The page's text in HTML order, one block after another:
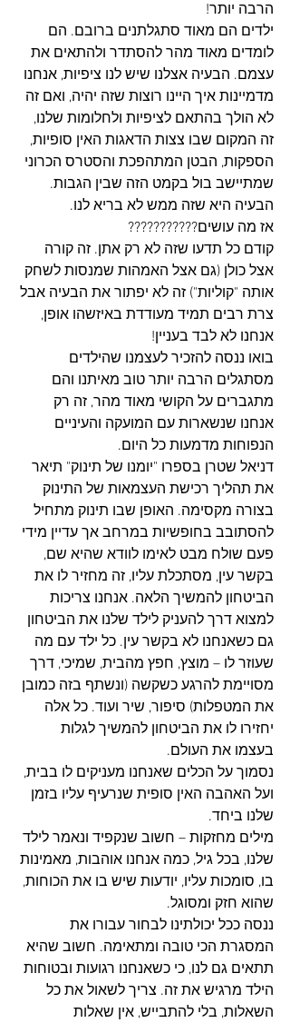
הרבה יותר!
ילדים הם מאוד סתגלתנים ברובם. הם
לומדים מאוד מהר להסתדר ולהתאים את
עצמם. הבעיה אצלנו שיש לנו ציפיות, אנחנו
מדמיינות איך היינו רוצות שזה יהיה, ואם זה
לא הולך בהתאם לציפיות ולחלומות שלנו,
זה המקום שבו צצות הדאגות האין סופיות,
הספקות, הבטן המתהפכת והסטרס הכרוני
שמתיישב בול בקמט הזה שבין הגבות.
הבעיה היא שזה ממש לא בריא לנו.
אז מה עושים???????????
קודם כל תדעו שזה לא רק אתן. זה קורה
אצל כולן (גם אצל האמהות שמנסות לשחק
אותה "קוליות") זה לא יפתור את הבעיה אבל
צרת רבים תמיד מעודדת באיזשהו אופן,
אנחנו לא לבד בעניין!
בואו ננסה להזכיר לעצמנו שהילדים
מסתגלים הרבה יותר טוב מאיתנו והם
מתגברים על הקושי מאוד מהר, זה רק
אנחנו שנשארות עם המועקה והעיניים
הנפוחות מדמעות כל היום.
דניאל שטרן בספרו "יומנו של תינוק" תיאר
את תהליך רכישת העצמאות של התינוק
בצורה מקסימה. האופן שבו תינוק מתחיל
להסתובב בחופשיות במרחב אך עדיין מידי
פעם שולח מבט לאימו לוודא שהיא שם,
בקשר עין, מסתכלת עליו, זה מחזיר לו את
הביטחון להמשיך הלאה. אנחנו צריכות
למצוא דרך להעניק לילד שלנו את הביטחון
גם כשאנחנו לא בקשר עין. כל ילד עם מה
שעוזר לו – מוצץ, חפץ מהבית, שמיכי, דרך
מסויימת להרגע כשקשה (ונשתף בזה כמובן
את המטפלות) סיפור, שיר ועוד. כל אלה
יחזירו לו את הביטחון להמשיך לגלות
בעצמו את העולם.
נסמוך על הכלים שאנחנו מעניקים לו בבית,
ועל האהבה האין סופית שנרעיף עליו בזמן
שלנו ביחד.
מילים מחזקות – חשוב שנקפיד ונאמר לילד
שלנו, בכל גיל, כמה אנחנו אוהבות, מאמינות
בו, סומכות עליו, יודעות שיש בו את הכוחות,
שהוא חזק ומסוגל.
ננסה ככל יכולתינו לבחור עבורו את
המסגרת הכי טובה ומתאימה. חשוב שהיא
תתאים גם לנו, כי כשאנחנו רגועות ובטוחות
הילד מרגיש את זה. צריך לשאול את כל
השאלות, בלי להתבייש, אין שאלות